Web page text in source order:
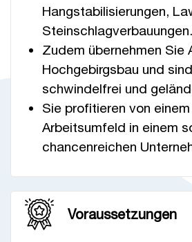
Hangstabilisierungen,
Steinschlagverbauungen.
Zudem übernehmen Sie
Hochgebirgsbau und
schwindelfrei und
Sie profitieren von
Arbeitsumfeld in einem
chancenreichen
Voraussetzungen